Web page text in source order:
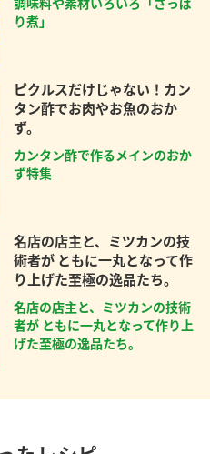
調味料や素材いろいろ「さっぱ
り煮」
ピクルスだけじゃない！カン
タン酢でお肉やお魚のおか
ず。
カンタン酢で作るメインのおか
ず特集
名店の店主と、ミツカンの技
術者が ともに一丸となって作
り上げた至極の逸品たち。
名店の店主と、ミツカンの技術
者が ともに一丸となって作り上
げた至極の逸品たち。